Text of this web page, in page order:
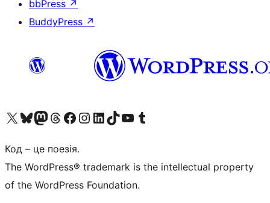
bbPress ↗
BuddyPress ↗
Visit our X (formerly Twitter) account
Visit our Bluesky account
Завітайте до нашої стрічки в Mastodon
Visit our Threads account
Завітайте на нашу сторінку в Facebook
Visit our Instagram account
Visit our LinkedIn account
Visit our TikTok account
Visit our YouTube channel
Visit our Tumblr account
Код – це поезія.
The WordPress® trademark is the intellectual property
of the WordPress Foundation.